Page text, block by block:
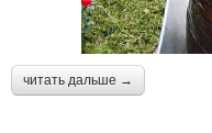
читать дальше →